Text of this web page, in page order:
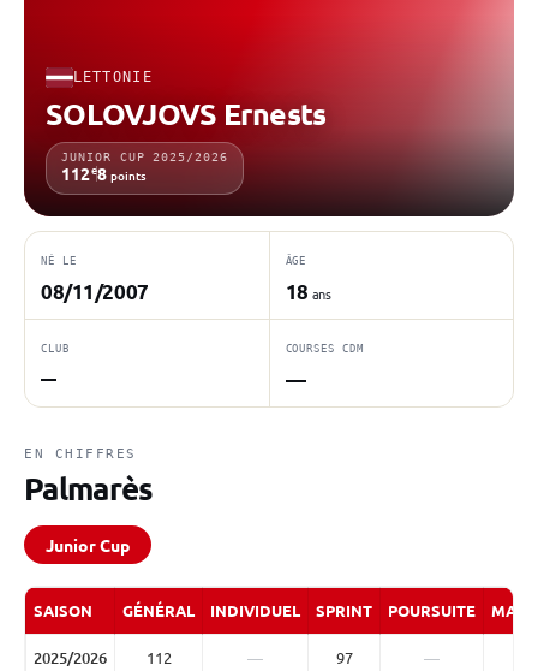
LETTONIE
SOLOVJOVS Ernests
JUNIOR CUP 2025/2026
112e8 points
NÉ LE
08/11/2007
ÂGE
18 ans
CLUB
—
COURSES CDM
—
EN CHIFFRES
Palmarès
Junior Cup
SAISON GÉNÉRAL INDIVIDUEL SPRINT POURSUITE
2025/2026 112 — 97 —